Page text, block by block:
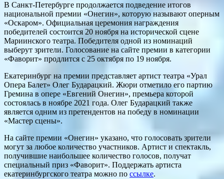
В Санкт-Петербурге продолжается подведение итогов
национальной премии «Онегин», которую называют оперным
«Оскаром». Официальная церемония награждения
победителей состоится 20 ноября на исторической сцене
Мариинского театра. Победителя одной из номинаций
выберут зрители. Голосование на сайте премии в категории
«Фаворит» продлится с 25 октября по 19 ноября.
Екатеринбург на премии представляет артист театра «Урал
Опера Балет» Олег Бударацкий. Жюри отметило его партию
Гремина в опере «Евгений Онегин», премьера которой
состоялась в ноябре 2021 года. Олег Бударацкий также
является одним из претендентов на победу в номинации
«Мастер сцены».
На сайте премии «Онегин» указано, что голосовать зрители
могут за любое количество участников. Артист и спектакль,
получившие наибольшее количество голосов, получат
специальный приз «Фаворит». Поддержать артиста
екатеринбургского театра можно по ссылке.